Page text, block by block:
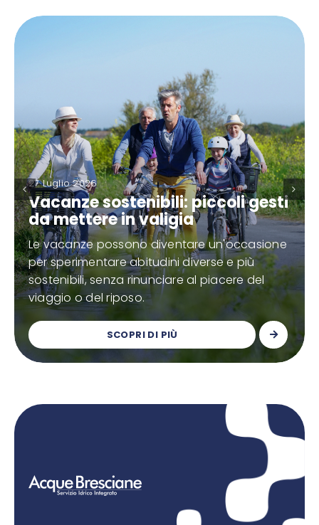
27 Luglio 2026
Vacanze sostenibili: piccoli gesti
da mettere in valigia
Le vacanze possono diventare un'occasione
per sperimentare abitudini diverse e più
sostenibili, senza rinunciare al piacere del
viaggio o del riposo.
SCOPRI DI PIÙ